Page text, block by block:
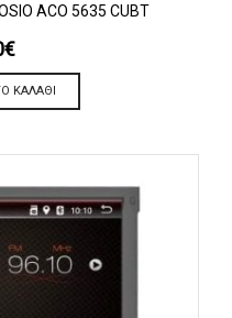
ACO 5635 CUBT
€
ΚΑΛΆΘΙ